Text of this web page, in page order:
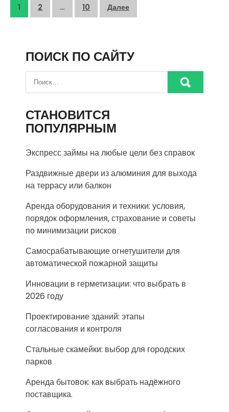
Пагинация
1 2 … 10 Далее
ПОИСК ПО САЙТУ
СТАНОВИТСЯ
ПОПУЛЯРНЫМ
Экспресс займы на любые цели без справок
Раздвижные двери из алюминия для выхода
на террасу или балкон
Аренда оборудования и техники: условия,
порядок оформления, страхование и советы
по минимизации рисков
Самосрабатывающие огнетушители для
автоматической пожарной защиты
Инновации в герметизации: что выбрать в
2026 году
Проектирование зданий: этапы
согласования и контроля
Стальные скамейки: выбор для городских
парков
Аренда бытовок: как выбрать надёжного
поставщика.